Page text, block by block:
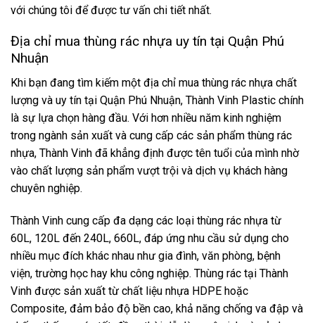
với chúng tôi để được tư vấn chi tiết nhất.
Địa chỉ mua thùng rác nhựa uy tín tại Quận Phú
Nhuận
Khi bạn đang tìm kiếm một địa chỉ mua thùng rác nhựa chất
lượng và uy tín tại Quận Phú Nhuận, Thành Vinh Plastic chính
là sự lựa chọn hàng đầu. Với hơn nhiều năm kinh nghiệm
trong ngành sản xuất và cung cấp các sản phẩm thùng rác
nhựa, Thành Vinh đã khẳng định được tên tuổi của mình nhờ
vào chất lượng sản phẩm vượt trội và dịch vụ khách hàng
chuyên nghiệp.
Thành Vinh cung cấp đa dạng các loại thùng rác nhựa từ
60L, 120L đến 240L, 660L, đáp ứng nhu cầu sử dụng cho
nhiều mục đích khác nhau như gia đình, văn phòng, bệnh
viện, trường học hay khu công nghiệp. Thùng rác tại Thành
Vinh được sản xuất từ chất liệu nhựa HDPE hoặc
Composite, đảm bảo độ bền cao, khả năng chống va đập và